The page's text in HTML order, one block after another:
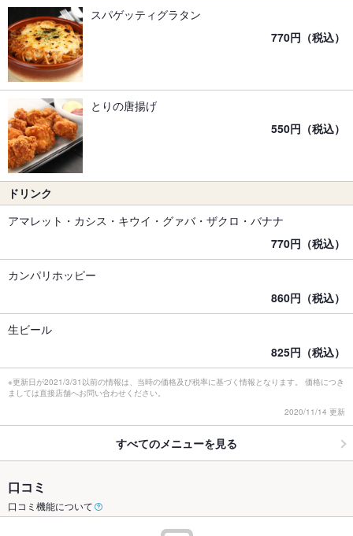
スパゲッティグラタン
770円（税込）
とりの唐揚げ
550円（税込）
ドリンク
アマレット・カシス・キウイ・グァバ・ザクロ・バナナ
770円（税込）
カンパリホッピー
860円（税込）
生ビール
825円（税込）
※更新日が2021/3/31以前の情報は、当時の価格及び税率に基づく情報となります。 価格につき
ましては直接店舗へお問い合わせください。
2020/11/14 更新
すべてのメニューを見る
口コミ
口コミ機能について